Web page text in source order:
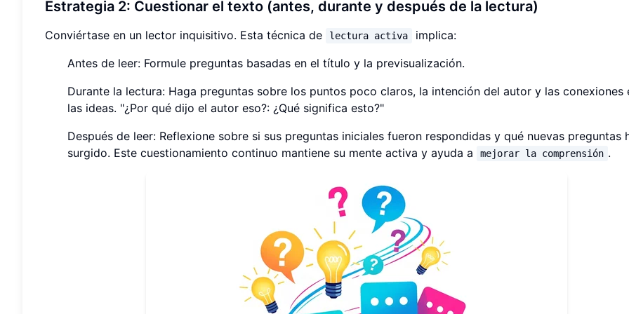
Estrategia 2: Cuestionar el texto (antes, durante y después de la lectura)
Conviértase en un lector inquisitivo. Esta técnica de lectura activa
implica:
Antes de leer: Formule preguntas basadas en el título y la previsualización.
Durante la lectura: Haga preguntas sobre los puntos poco claros, la intención del autor y las conexiones
las ideas. "¿Por qué dijo el autor eso?: ¿Qué significa esto?"
Después de leer: Reflexione sobre si sus preguntas iniciales fueron respondidas y qué nuevas preguntas
surgido. Este cuestionamiento continuo mantiene su mente activa y ayuda a
mejorar la comprensión .